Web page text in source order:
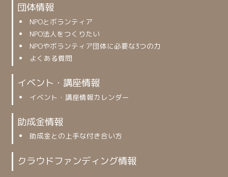
団体情報
NPOとボランティア
NPO法人をつくりたい
NPOやボランティア団体に必要な3つの力
よくある質問
イベント・講座情報
イベント・講座情報カレンダー
助成金情報
助成金との上手な付き合い方
クラウドファンディング情報